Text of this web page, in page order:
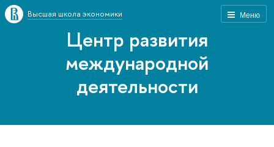
Меню
Высшая школа экономики
Центр развития
международной
деятельности